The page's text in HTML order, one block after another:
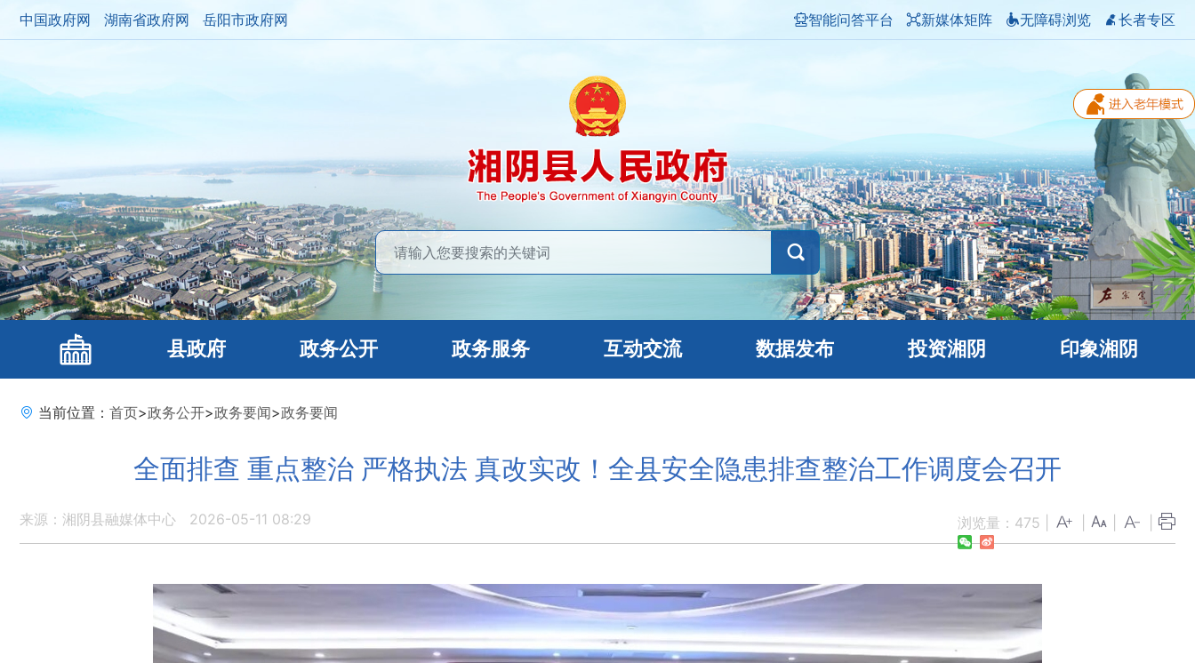
中国政府网 湖南省政府网 岳阳市政府网 智能问答平台 新媒体矩阵 无障碍浏览 长者专区
县政府 政务公开 政务服务 互动交流 数据发布 投资湘阴 印象湘阴
当前位置： 首页>政务公开>政务要闻>政务要闻
全面排查 重点整治 严格执法 真改实改！全县安全隐患排查整治工作调度会召开
来源：湘阴县融媒体中心 2026-05-11 08:29 浏览量： 475